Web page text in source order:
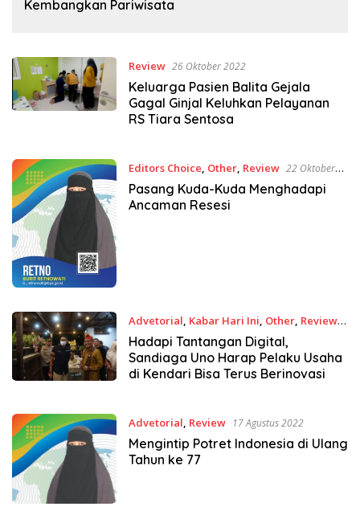
Kembangkan Pariwisata
Review 26 Oktober 2022
Keluarga Pasien Balita Gejala
Gagal Ginjal Keluhkan Pelayanan
RS Tiara Sentosa
Editors Choice, Other, Review 22 Oktober
2022
Pasang Kuda-Kuda Menghadapi
Ancaman Resesi
Advetorial Kabar Hari Ini Other, Review
26 Agustus 2022
Hadapi Tantangan Digital,
Sandiaga Uno Harap Pelaku Usaha
di Kendari Bisa Terus Berinovasi
Advetorial Review 17 Agustus 2022
Mengintip Potret Indonesia di Ulang
Tahun ke 77